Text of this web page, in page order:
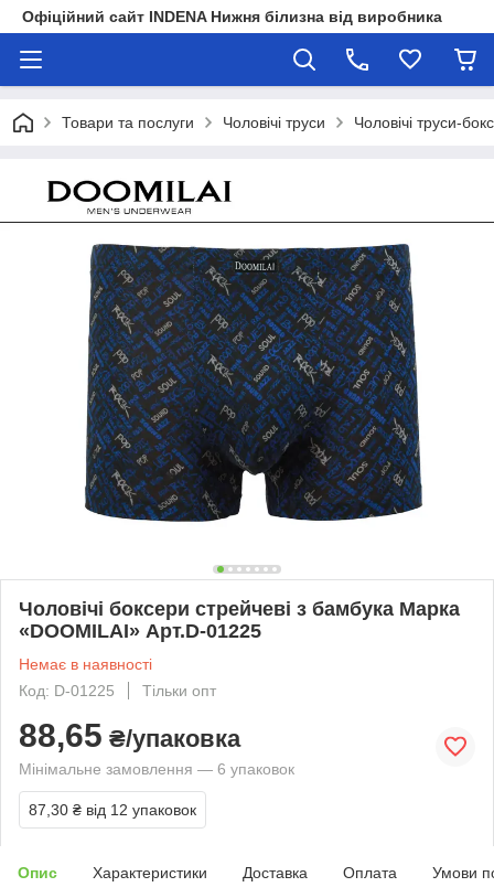
Офіційний сайт INDENA Нижня білизна від виробника
Товари та послуги Чоловічі труси Чоловічі труси-
Чоловічі боксери стрейчеві з бамбука Марка
«DOOMILAI» Арт.D-01225
Немає в наявності
Код: D-01225
Тільки опт
88,65 ₴/упаковка
Мінімальне замовлення — 6 упаковок
87,30 ₴ від 12 упаковок
Опис Характеристики Доставка Оплата Умови